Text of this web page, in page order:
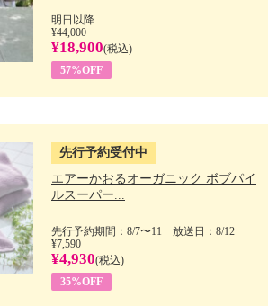
明日以降
¥44,000
¥18,900(税込)
57%OFF
先行予約受付中
エアーかおるオーガニック ボブパイ
ルスーパー...
先行予約期間：8/7〜11 放送日：8/12
¥7,590
¥4,930(税込)
35%OFF